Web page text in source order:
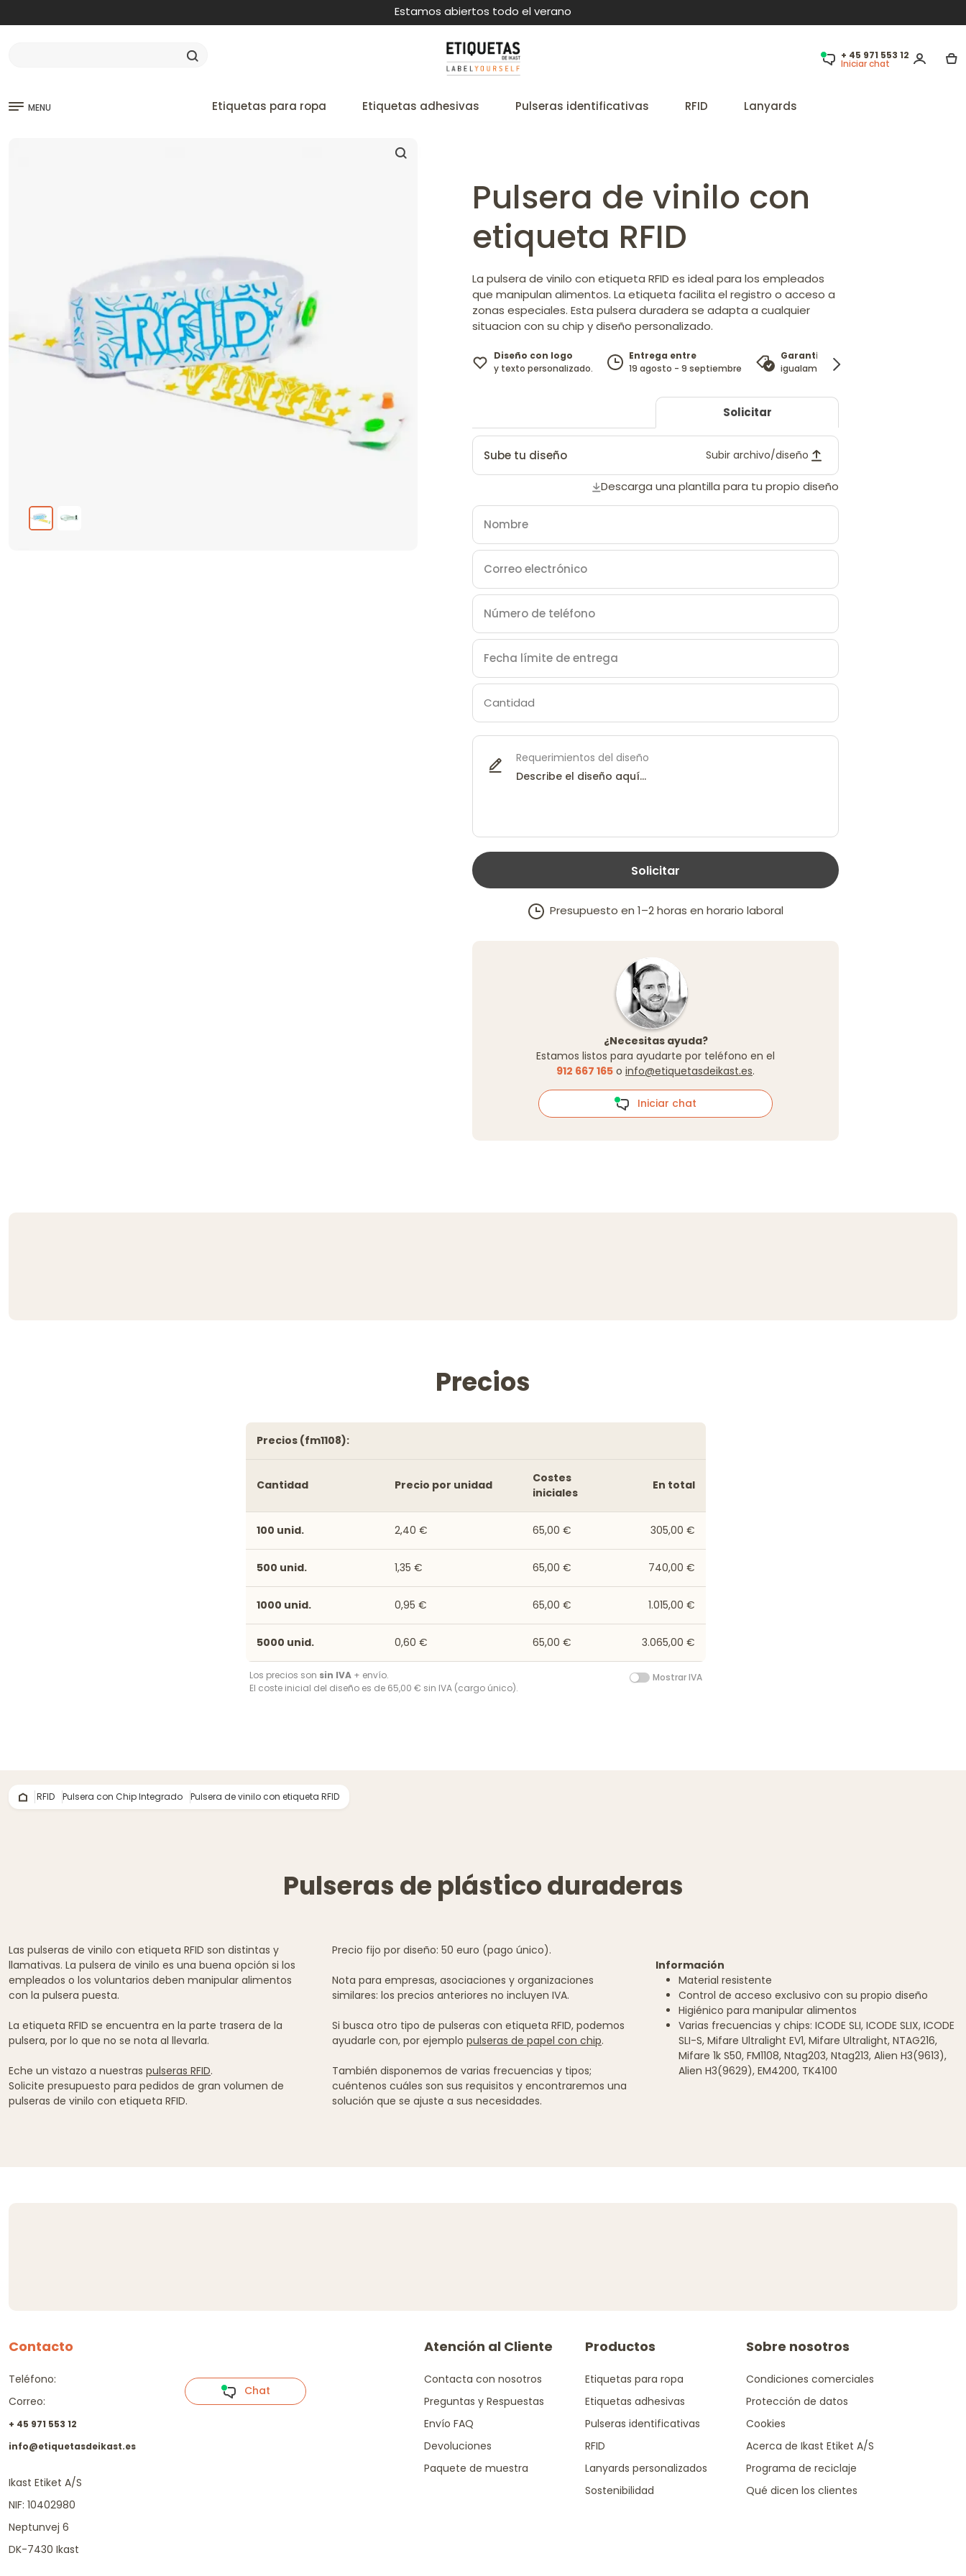
Estamos abiertos todo el verano
+ 45 971 553 12
Iniciar chat
MENU Etiquetas para ropa Etiquetas adhesivas Pulseras identificativas RFID Lanyards
Pulsera de vinilo con
etiqueta RFID
La pulsera de vinilo con etiqueta RFID es ideal para los empleados
que manipulan alimentos. La etiqueta facilita el registro o acceso a
zonas especiales. Esta pulsera duradera se adapta a cualquier
situacion con su chip y diseño personalizado.
Diseño con logo
y texto personalizado.
Entrega entre
19 agosto - 9 septiembre
Garantía de precio
igualamos el precio
Solicitar
Sube tu diseño Subir archivo/diseño
Descarga una plantilla para tu propio diseño
Requerimientos del diseño
Solicitar
Presupuesto en 1–2 horas en horario laboral
¿Necesitas ayuda?
Estamos listos para ayudarte por teléfono en el
912 667 165 o info@etiquetasdeikast.es.
Iniciar chat
Precios
precios (fm1108):
Cantidad Precio por unidad
Costes
iniciales
En total
100 unid. 2,40 € 65,00 € 305,00 €
500 unid. 1,35 € 65,00 € 740,00 €
1000 unid. 0,95 € 65,00 € 1.015,00 €
5000 unid. 0,60 € 65,00 € 3.065,00 €
Los precios son sin IVA + envío.
El coste inicial del diseño es de 65,00 € sin IVA (cargo único).
Mostrar IVA
RFID Pulsera con Chip Integrado Pulsera de vinilo con etiqueta RFID
Pulseras de plástico duraderas
Las pulseras de vinilo con etiqueta RFID son distintas y
llamativas. La pulsera de vinilo es una buena opción si los
empleados o los voluntarios deben manipular alimentos
con la pulsera puesta.
La etiqueta RFID se encuentra en la parte trasera de la
pulsera, por lo que no se nota al llevarla.
Eche un vistazo a nuestras pulseras RFID.
Solicite presupuesto para pedidos de gran volumen de
pulseras de vinilo con etiqueta RFID.
Precio fijo por diseño: 50 euro (pago único).
Nota para empresas, asociaciones y organizaciones
similares: los precios anteriores no incluyen IVA.
Si busca otro tipo de pulseras con etiqueta RFID, podemos
ayudarle con, por ejemplo pulseras de papel con chip.
También disponemos de varias frecuencias y tipos;
cuéntenos cuáles son sus requisitos y encontraremos una
solución que se ajuste a sus necesidades.
Información
Material resistente
Control de acceso exclusivo con su propio diseño
Higiénico para manipular alimentos
Varias frecuencias y chips: ICODE SLI, ICODE SLIX, ICODE
SLI-S, Mifare Ultralight EV1, Mifare Ultralight, NTAG216,
Mifare 1k S50, FM1108, Ntag203, Ntag213, Alien H3(9613),
Alien H3(9629), EM4200, TK4100
Contacto
Teléfono:
Correo:
+ 45 971 553 12
info@etiquetasdeikast.es
Ikast Etiket A/S
NIF: 10402980
Neptunvej 6
DK-7430 Ikast
Chat
Atención al Cliente
Contacta con nosotros
Preguntas y Respuestas
Envío FAQ
Devoluciones
Paquete de muestra
Productos
Etiquetas para ropa
Etiquetas adhesivas
Pulseras identificativas
RFID
Lanyards personalizados
Sostenibilidad
Sobre nosotros
Condiciones comerciales
Protección de datos
Cookies
Acerca de Ikast Etiket A/S
Programa de reciclaje
Qué dicen los clientes